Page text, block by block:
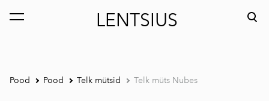
LENTSIUS
lisati ostukorvi. Vaata ostukorvi
Pood Pood Telk mütsid Telk müts Nubes